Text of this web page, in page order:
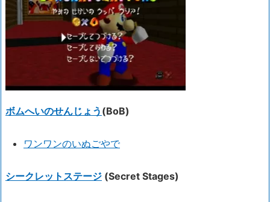
ボムへいのせんじょう (BoB)
ワンワンのいぬごやで
シークレットステージ (Secret Stages)